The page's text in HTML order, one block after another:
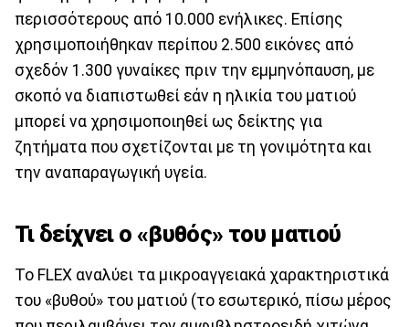
περισσότερους από 10.000 ενήλικες. Επίσης
χρησιμοποιήθηκαν περίπου 2.500 εικόνες από
σχεδόν 1.300 γυναίκες πριν την εμμηνόπαυση, με
σκοπό να διαπιστωθεί εάν η ηλικία του ματιού
μπορεί να χρησιμοποιηθεί ως δείκτης για
ζητήματα που σχετίζονται με τη γονιμότητα και
την αναπαραγωγική υγεία.
Τι δείχνει ο «βυθός» του ματιού
Το FLEX αναλύει τα μικροαγγειακά χαρακτηριστικά
του «βυθού» του ματιού (το εσωτερικό, πίσω μέρος